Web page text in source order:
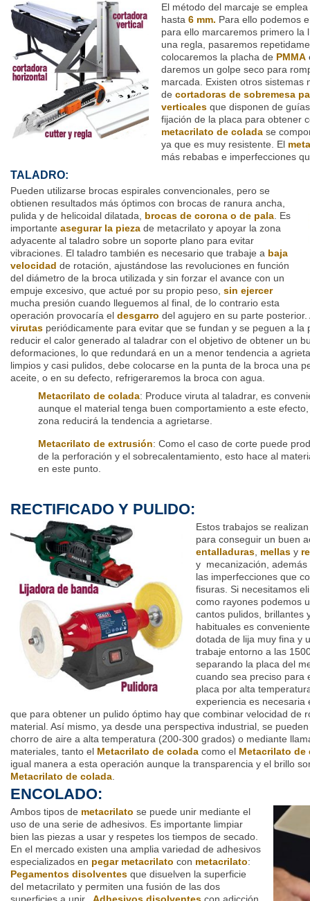
El método del marcaje se
hasta 6 mm. Para ello podemos
para ello marcaremos primero la
una regla, pasaremos
colocaremos la placha de PMMA
daremos un golpe seco para
marcada. Existen otros sistemas
de cortadoras de sobremesa
verticalesque disponen de
fijación de la placa para obtener
metacrilato de coladase
ya que es muy resistente. El
más rebabas e imperfecciones
TALADRO:
Pueden utilizarse brocas espirales convencionales, pero se
obtienen resultados más óptimos con brocas de ranura ancha,
pulida y de helicoidal dilatada, brocas de corona o de pala . Es
importante asegurar la pieza de metacrilato y apoyar la zona
adyacente al taladro sobre un soporte plano para evitar
vibraciones. El taladro también es necesario que trabaje a baja
velocidad de rotación, ajustándose las revoluciones en función
del diámetro de la broca utilizada y sin forzar el avance con un
empuje excesivo, que actué por su propio peso, sin ejercer
mucha presión cuando lleguemos al final, de lo contrario esta
operación provocaría el desgarro del agujero en su parte
virutas periódicamente para evitar que se fundan y se peguen a la
reducir el calor generado al taladrar con el objetivo de obtener un
deformaciones, lo que redundará en un a menor tendencia a
limpios y casi pulidos, debe colocarse en la punta de la broca una
aceite, o en su defecto, refrigeraremos la broca con agua.
Metacrilato de colada: Produce viruta al taladrar, es
aunque el material tenga buen comportamiento a este
zona reducirá la tendencia a agrietarse.
Metacrilato de extrusión: Como el caso de corte puede
de la perforación y el sobrecalentamiento, esto hace al
en este punto.
RECTIFICADO Y PULIDO:
Estos trabajos se
para conseguir un buen
entalladuras, mellasy
y mecanización, además
las imperfecciones que
fisuras. Si necesitamos
como rayones podemos
cantos pulidos, brillantes
habituales es
dotada de lija muy fina y
trabaje entorno a las
separando la placa del
cuando sea preciso para
placa por alta
experiencia es necesaria
que para obtener un pulido óptimo hay que combinar velocidad de
material. Así mismo, ya desde una perspectiva industrial, se
chorro de aire a alta temperatura (200-300 grados) o mediante
materiales, tanto el Metacrilato de colada como el Metacrilato
igual manera a esta operación aunque la transparencia y el brillo
Metacrilato de colada
ENCOLADO:
Ambos tipos de metacrilato se puede unir mediante el
uso de una serie de adhesivos. Es importante limpiar
bien las piezas a usar y respetes los tiempos de secado.
En el mercado existen una amplia variedad de adhesivos
especializados en pegar metacrilato con metacrilato:
Pegamentos disolventes que disuelven la superficie
del metacrilato y permiten una fusión de las dos